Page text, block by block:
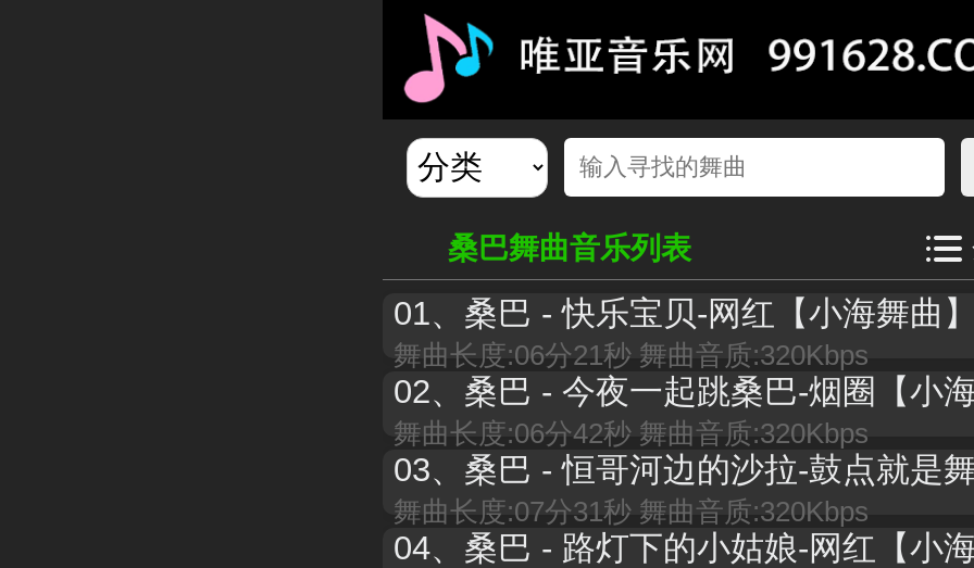
桑巴舞曲音乐列表
01、 桑巴 - 快乐宝贝-网红【小海舞曲】
舞曲长度:06分21秒 舞曲音质:320Kbps
02、 桑巴 - 今夜一起跳桑巴-烟圈【小海舞
舞曲长度:06分42秒 舞曲音质:320Kbps
03、 桑巴 - 恒哥河边的沙拉-鼓点就是舞步【快乐
舞曲长度:07分31秒 舞曲音质:320Kbps
04、 桑巴 - 路灯下的小姑娘-网红【小海舞